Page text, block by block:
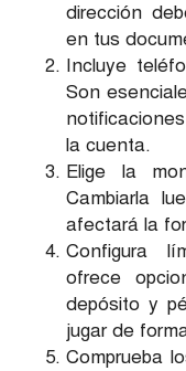
dirección
en tus
Incluye
Son
la cuenta.
Elige la
Cambiarla
afectará la
Configura
ofrece
depósito y
jugar de
Comprueba